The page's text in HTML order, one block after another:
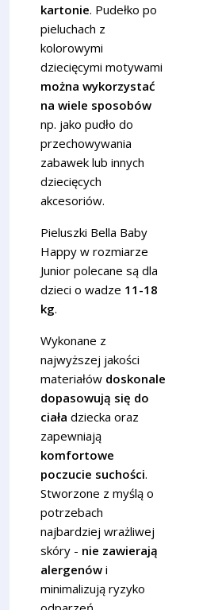
kartonie. Pudełko po
pieluchach z
kolorowymi
dziecięcymi motywami
można wykorzystać
na wiele sposobów
np. jako pudło do
przechowywania
zabawek lub innych
dziecięcych
akcesoriów.
Pieluszki Bella Baby
Happy w rozmiarze
Junior polecane są dla
dzieci o wadze 11-18
kg.
Wykonane z
najwyższej jakości
materiałów doskonale
dopasowują się do
ciała dziecka oraz
zapewniają
komfortowe
poczucie suchości.
Stworzone z myślą o
potrzebach
najbardziej wrażliwej
skóry - nie zawierają
alergenów i
minimalizują ryzyko